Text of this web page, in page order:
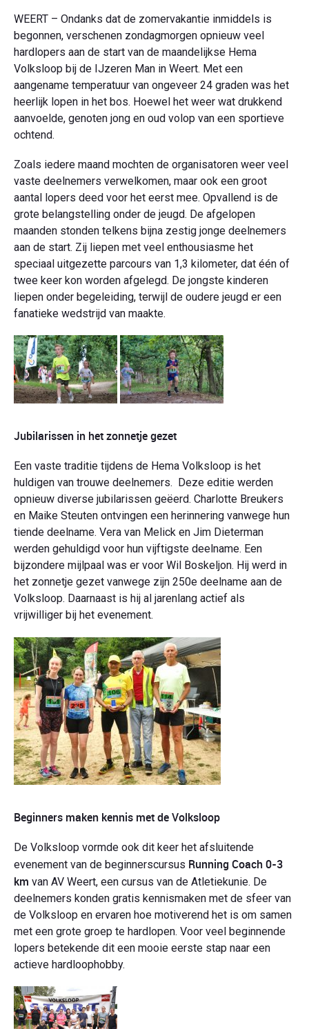
WEERT – Ondanks dat de zomervakantie inmiddels is
begonnen, verschenen zondagmorgen opnieuw veel
hardlopers aan de start van de maandelijkse Hema
Volksloop bij de IJzeren Man in Weert. Met een
aangename temperatuur van ongeveer 24 graden was het
heerlijk lopen in het bos. Hoewel het weer wat drukkend
aanvoelde, genoten jong en oud volop van een sportieve
ochtend.
Zoals iedere maand mochten de organisatoren weer veel
vaste deelnemers verwelkomen, maar ook een groot
aantal lopers deed voor het eerst mee. Opvallend is de
grote belangstelling onder de jeugd. De afgelopen
maanden stonden telkens bijna zestig jonge deelnemers
aan de start. Zij liepen met veel enthousiasme het
speciaal uitgezette parcours van 1,3 kilometer, dat één of
twee keer kon worden afgelegd. De jongste kinderen
liepen onder begeleiding, terwijl de oudere jeugd er een
fanatieke wedstrijd van maakte.
Jubilarissen in het zonnetje gezet
Een vaste traditie tijdens de Hema Volksloop is het
huldigen van trouwe deelnemers. Deze editie werden
opnieuw diverse jubilarissen geëerd. Charlotte Breukers
en Maike Steuten ontvingen een herinnering vanwege hun
tiende deelname. Vera van Melick en Jim Dieterman
werden gehuldigd voor hun vijftigste deelname. Een
bijzondere mijlpaal was er voor Wil Boskeljon. Hij werd in
het zonnetje gezet vanwege zijn 250e deelname aan de
Volksloop. Daarnaast is hij al jarenlang actief als
vrijwilliger bij het evenement.
Beginners maken kennis met de Volksloop
De Volksloop vormde ook dit keer het afsluitende
evenement van de beginnerscursus Running Coach 0-3
km van AV Weert, een cursus van de Atletiekunie. De
deelnemers konden gratis kennismaken met de sfeer van
de Volksloop en ervaren hoe motiverend het is om samen
met een grote groep te hardlopen. Voor veel beginnende
lopers betekende dit een mooie eerste stap naar een
actieve hardloophobby.